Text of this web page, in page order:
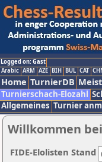
Logged on: Gast
Arabic ARM AZE BIH BUL CAT
Home TurnierDB
Turnierschach-Elozahl
Allgemeines Turnier
Willkommen
FIDE-Elolisten Stand